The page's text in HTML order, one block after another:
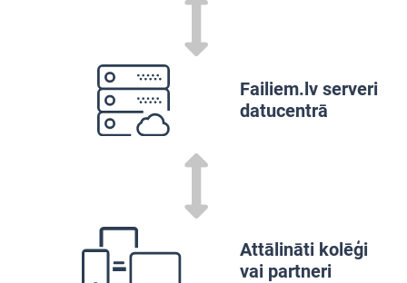
Failiem.lv serveri
datucentrā
Attālināti kolēģi
vai partneri